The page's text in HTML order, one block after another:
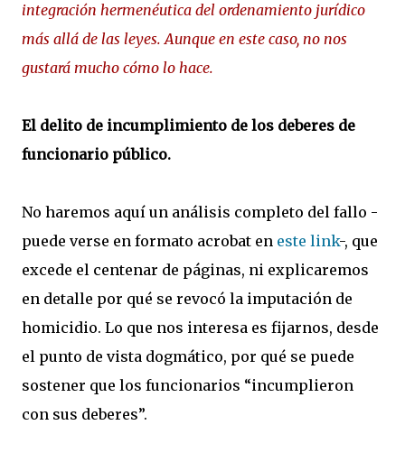
integración hermenéutica del ordenamiento jurídico
más allá de las leyes. Aunque en este caso, no nos
gustará mucho cómo lo hace.
El delito de incumplimiento de los deberes de
funcionario público.
No haremos aquí un análisis completo del fallo -
puede verse en formato acrobat en este link-, que
excede el centenar de páginas, ni explicaremos
en detalle por qué se revocó la imputación de
homicidio. Lo que nos interesa es fijarnos, desde
el punto de vista dogmático, por qué se puede
sostener que los funcionarios “incumplieron
con sus deberes”.